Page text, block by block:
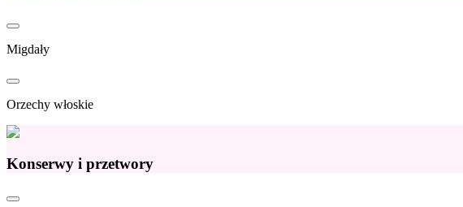
Migdały
Orzechy włoskie
Konserwy i przetwory